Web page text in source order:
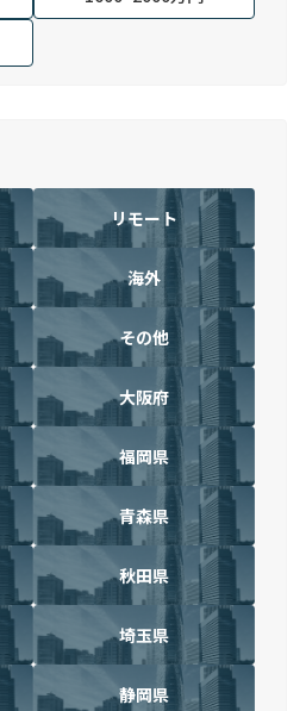
リモート
海外
その他
大阪府
福岡県
青森県
秋田県
埼玉県
静岡県